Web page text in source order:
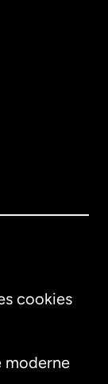
cookies
moderne